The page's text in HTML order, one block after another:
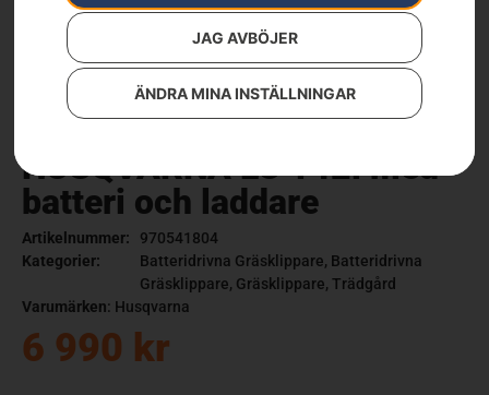
JAG AVBÖJER
ÄNDRA MINA INSTÄLLNINGAR
HUSQVARNA LC 142i med
batteri och laddare
Artikelnummer:
970541804
Kategorier:
Batteridrivna Gräsklippare, Batteridrivna
Gräsklippare, Gräsklippare, Trädgård
Varumärken: Husqvarna
6 990 kr